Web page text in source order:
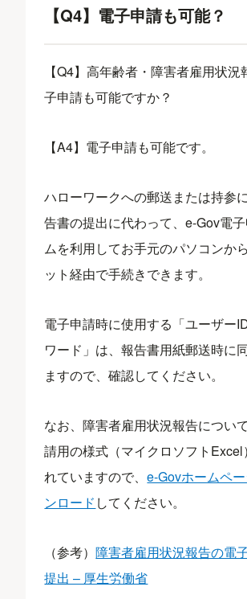
【Q4】電子申請も可能？
【Q4】高年齢者・障害者雇用状
子申請も可能ですか？
【A4】電子申請も可能です。
ハローワークへの郵送または持参
告書の提出に代わって、e-Gov電
ムを利用してお手元のパソコンか
ット経由で手続きできます。
電子申請時に使用する「ユーザー
ワード」は、報告書用紙郵送時に
ますので、確認してください。
なお、障害者雇用状況報告につい
請用の様式（マイクロソフトExcel
れていますので、e-Govホームペ
ンロード してください。
（参考）障害者雇用状況報告の電
提出 – 厚生労働省